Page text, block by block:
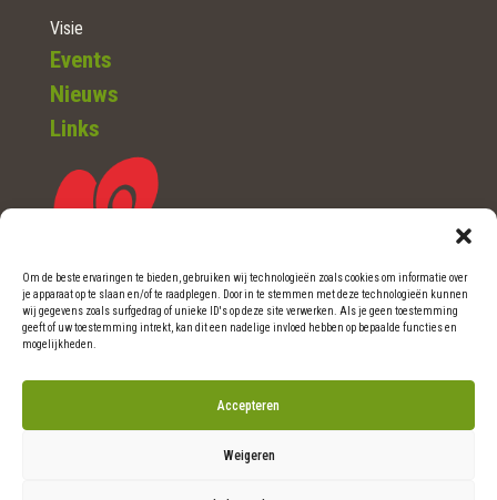
Om de beste ervaringen te bieden, gebruiken wij technologieën zoals cookies om informatie over
je apparaat op te slaan en/of te raadplegen. Door in te stemmen met deze technologieën kunnen
wij gegevens zoals surfgedrag of unieke ID's op deze site verwerken. Als je geen toestemming
geeft of uw toestemming intrekt, kan dit een nadelige invloed hebben op bepaalde functies en
mogelijkheden.
Accepteren
Weigeren
Visie
Events
Nieuws
Links
WOERDEN (Ut.)
E-mail: info@natuurlijkritme.nl